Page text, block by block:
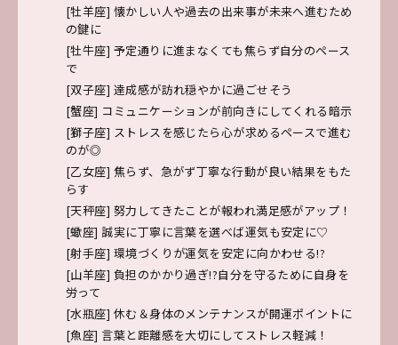
[牡羊座] 懐かしい人や過去の出来事が未来へ進むため
の鍵に
[牡牛座] 予定通りに進まなくても焦らず自分のペース
で
[双子座] 達成感が訪れ穏やかに過ごせそう
[蟹座] コミュニケーションが前向きにしてくれる暗示
[獅子座] ストレスを感じたら心が求めるペースで進む
のが◎
[乙女座] 焦らず、急がず丁寧な行動が良い結果をもた
らす
[天秤座] 努力してきたことが報われ満足感がアップ！
[蠍座]誠実に丁寧に言葉を選べば運気も安定に♡
[射手座] 環境づくりが運気を安定に向かわせる!?
[山羊座] 負担のかかり過ぎ!?自分を守るために自身を
労って
[水瓶座] 休む＆身体のメンテナンスが開運ポイントに
[魚座] 言葉と距離感を大切にしてストレス軽減！